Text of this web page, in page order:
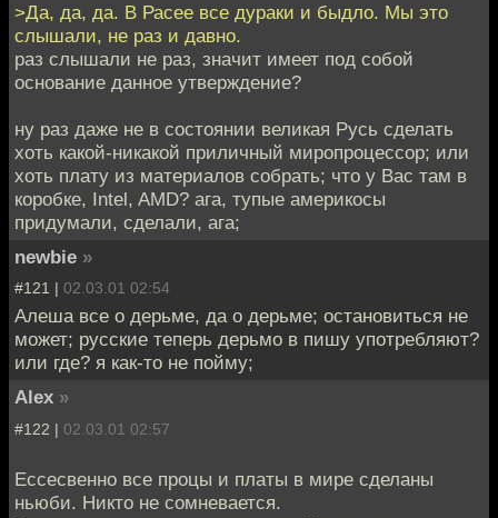
>Да, да, да. В Расее все дураки и быдло. Мы это
слышали, не раз и давно.
раз слышали не раз, значит имеет под собой
основание данное утверждение?
ну раз даже не в состоянии великая Русь сделать
хоть какой-никакой приличный миропроцессор; или
хоть плату из материалов собрать; что у Вас там в
коробке, Intel, AMD? ага, тупые америкосы
придумали, сделали, ага;
newbie »
#121 | 02.03.01 02:54
Алеша все о дерьме, да о дерьме; остановиться не
может; русские теперь дерьмо в пишу употребляют?
или где? я как-то не пойму;
Alex »
#122 | 02.03.01 02:57
Ессесвенно все процы и платы в мире сделаны
ньюби. Никто не сомневается.